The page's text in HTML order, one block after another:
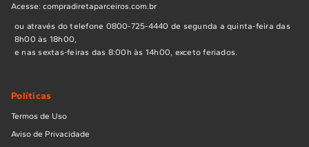
Acesse: compradiretaparceiros.com.br
ou através do telefone 0800-725-4440 de segunda a quinta-feira das
8h00 às 18h00,
e nas sextas-feiras das 8:00h às 14h00, exceto feriados.
Políticas
Termos de Uso
Aviso de Privacidade